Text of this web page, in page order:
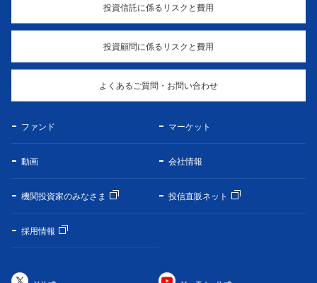
投資信託に係るリスクと費用
投資顧問に係るリスクと費用
よくあるご質問・お問い合わせ
ファンド マーケット
動画 会社情報
機関投資家のみなさま 投信直販ネット
採用情報